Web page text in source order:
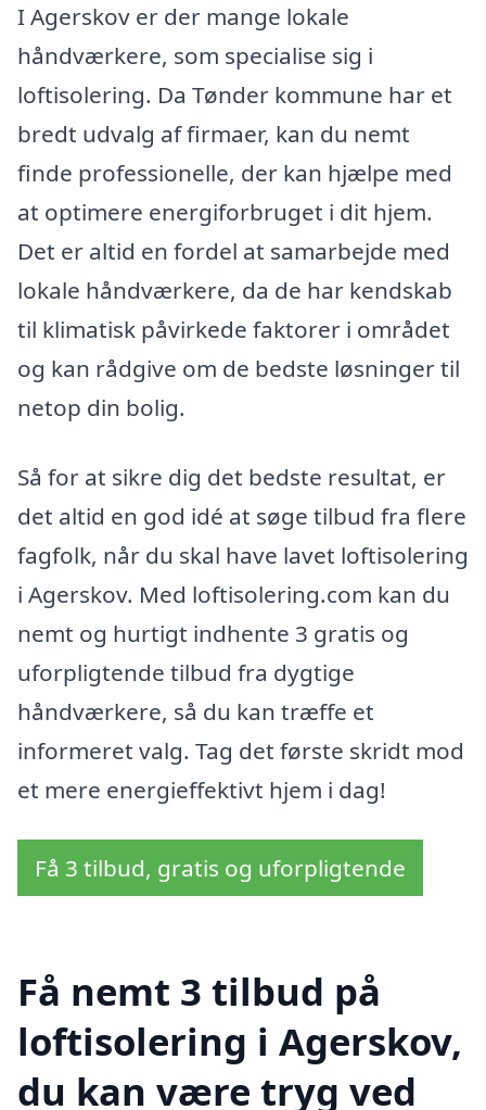
I Agerskov er der mange lokale
håndværkere, som specialise sig i
loftisolering. Da Tønder kommune har et
bredt udvalg af firmaer, kan du nemt
finde professionelle, der kan hjælpe med
at optimere energiforbruget i dit hjem.
Det er altid en fordel at samarbejde med
lokale håndværkere, da de har kendskab
til klimatisk påvirkede faktorer i området
og kan rådgive om de bedste løsninger til
netop din bolig.
Så for at sikre dig det bedste resultat, er
det altid en god idé at søge tilbud fra flere
fagfolk, når du skal have lavet loftisolering
i Agerskov. Med loftisolering.com kan du
nemt og hurtigt indhente 3 gratis og
uforpligtende tilbud fra dygtige
håndværkere, så du kan træffe et
informeret valg. Tag det første skridt mod
et mere energieffektivt hjem i dag!
Få 3 tilbud, gratis og uforpligtende
Få nemt 3 tilbud på
loftisolering i Agerskov,
du kan være tryg ved